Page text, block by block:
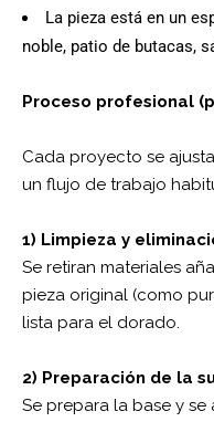
La pieza está en un
noble, patio de butacas,
Proceso profesional
Cada proyecto se
un flujo de trabajo
1) Limpieza y
Se retiran materiales
pieza original (como
lista para el dorado.
2) Preparación de la
Se prepara la base y se